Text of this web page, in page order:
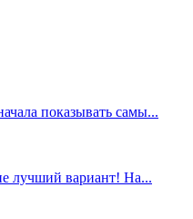
показывать самы...
лучший вариант! На...